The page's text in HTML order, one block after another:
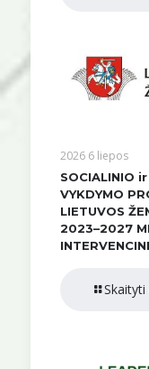
2026 6 liepos
SOCIALINIO
VYKDYMO
LIETUVOS
2023–2027
Skaityti